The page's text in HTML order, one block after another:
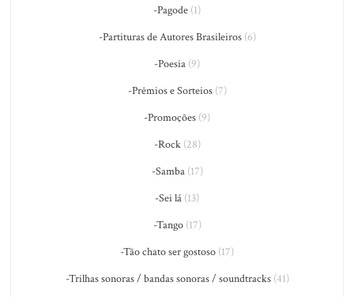
-Pagode (1)
-Partituras de Autores Brasileiros(6)
-Poesia (9)
-Prêmios e Sorteios(7)
-Promoções (9)
-Rock(28)
-Samba(17)
-Sei lá (13)
-Tango(17)
-Tão chato ser gostoso (17)
-Trilhas sonoras / bandas sonoras / soundtracks(41)